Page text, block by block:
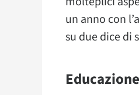
un anno con
su due dice di